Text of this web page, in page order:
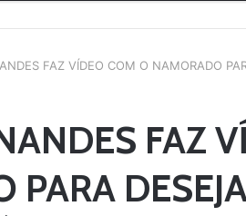
FAZ VÍDEO COM O NAMORADO
FAZ
PARA